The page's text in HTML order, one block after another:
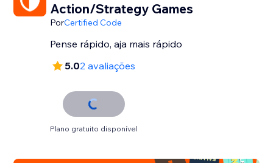
Action/Strategy Games
PorCertified Code
Pense rápido, aja mais rápido
5.02 avaliações
Plano gratuito disponível